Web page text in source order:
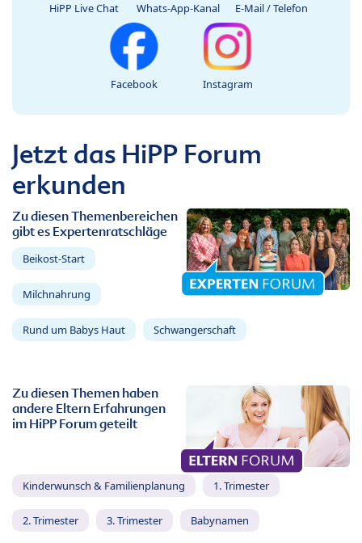
HiPP Live Chat Whats-App-Kanal E-Mail / Telefon
Facebook Instagram
Jetzt das HiPP Forum
erkunden
Zu diesen Themenbereichen
gibt es Expertenratschläge
Beikost-Start
Milchnahrung
Rund um Babys Haut Schwangerschaft
Zu diesen Themen haben
andere Eltern Erfahrungen
im HiPP Forum geteilt
Kinderwunsch & Familienplanung 1. Trimester
2. Trimester 3. Trimester Babynamen